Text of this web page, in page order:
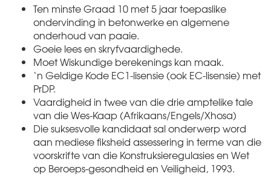
Ten minste Graad 10 met 5 jaar toepaslike
ondervinding in betonwerke en algemene
onderhoud van paaie.
Goeie lees en skryfvaardighede.
Moet Wiskundige berekenings kan maak.
‘n Geldige Kode EC1-lisensie (ook EC-lisensie) met
PrDP.
Vaardigheid in twee van die drie amptelike tale
van die Wes-Kaap (Afrikaans/Engels/Xhosa)
Die suksesvolle kandidaat sal onderwerp word
aan mediese fiksheid assessering in terme van die
voorskrifte van die Konstruksieregulasies en Wet
op Beroeps-gesondheid en Veiligheid, 1993.